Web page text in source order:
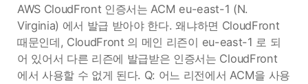
AWS CloudFront 인증서는 ACM eu-east-1 (N.
Virginia) 에서 발급 받아야 한다. 왜냐하면 CloudFront
때문인데, CloudFront 의 메인 리즌이 eu-east-1 로 되
어 있어서 다른 리즌에 발급받은 인증서는 CloudFront
에서 사용할 수 없게 된다. Q: 어느 리전에서 ACM을 사용